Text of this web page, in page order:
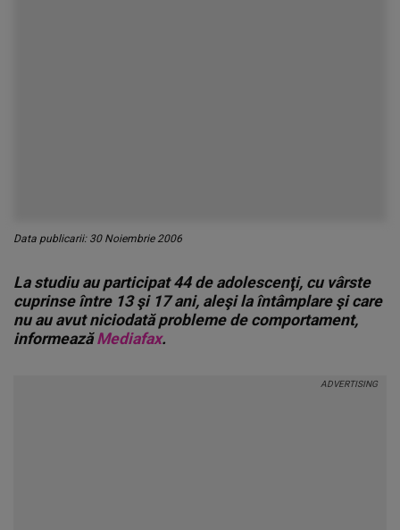
Data publicarii: 30 Noiembrie 2006
La studiu au participat 44 de adolescenţi, cu vârste
cuprinse între 13 şi 17 ani, aleşi la întâmplare şi care
nu au avut niciodată probleme de comportament,
informeazăMediafax.